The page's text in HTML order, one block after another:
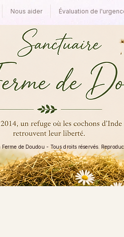
Nous aider Évaluation de
de Doudou - Tous droits réservés.